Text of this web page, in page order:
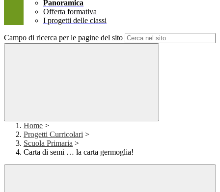
Panoramica
Offerta formativa
I progetti delle classi
Campo di ricerca per le pagine del sito
Home >
Progetti Curricolari >
Scuola Primaria >
Carta di semi … la carta germoglia!